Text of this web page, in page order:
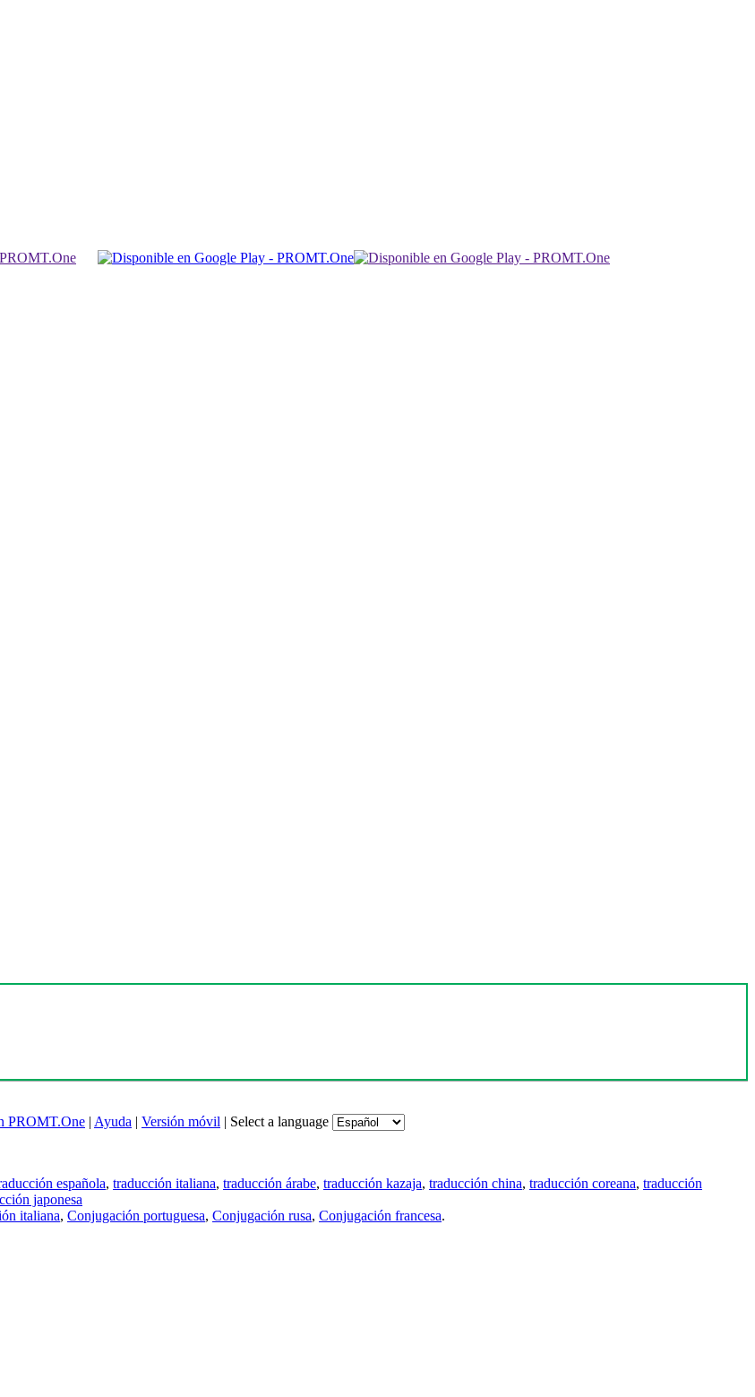
PROMT.One | Ayuda | Versión móvil | Select a language
española, traducción italiana, traducción árabe, traducción kazaja, traducción china, traducción coreana, traducción
japonesa
italiana, Conjugación portuguesa, Conjugación rusa, Conjugación francesa.